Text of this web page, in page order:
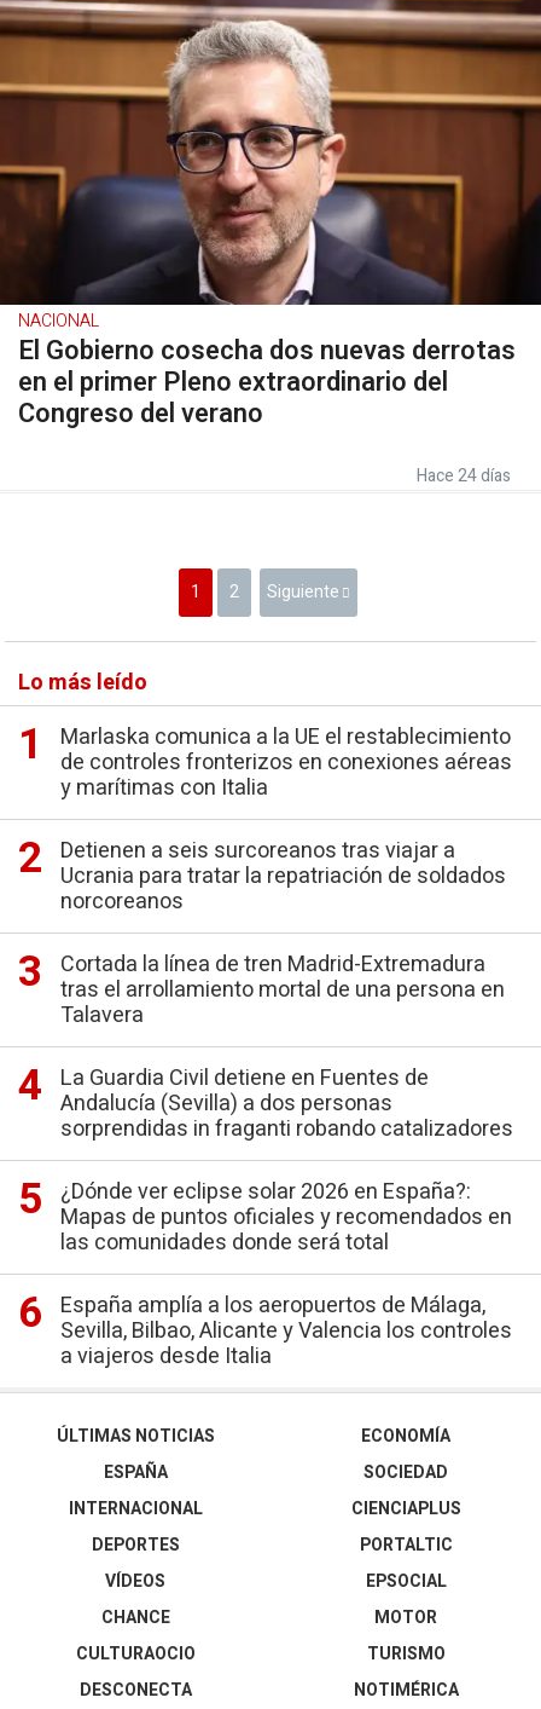
NACIONAL
El Gobierno cosecha dos nuevas derrotas
en el primer Pleno extraordinario del
Congreso del verano
Hace 24 días
1 2 Siguiente
Lo más leído
Marlaska comunica a la UE el restablecimiento
de controles fronterizos en conexiones aéreas
y marítimas con Italia
Detienen a seis surcoreanos tras viajar a
Ucrania para tratar la repatriación de soldados
norcoreanos
Cortada la línea de tren Madrid-Extremadura
tras el arrollamiento mortal de una persona en
Talavera
La Guardia Civil detiene en Fuentes de
Andalucía (Sevilla) a dos personas
sorprendidas in fraganti robando catalizadores
¿Dónde ver eclipse solar 2026 en España?:
Mapas de puntos oficiales y recomendados en
las comunidades donde será total
España amplía a los aeropuertos de Málaga,
Sevilla, Bilbao, Alicante y Valencia los controles
a viajeros desde Italia
ÚLTIMAS NOTICIAS
ESPAÑA
INTERNACIONAL
DEPORTES
VÍDEOS
ECONOMÍA
SOCIEDAD
CIENCIAPLUS
PORTALTIC
EPSOCIAL
CHANCE
CULTURAOCIO
DESCONECTA
MOTOR
TURISMO
NOTIMÉRICA